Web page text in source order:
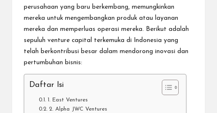
perusahaan yang baru berkembang, memungkinkan
mereka untuk mengembangkan produk atau layanan
mereka dan memperluas operasi mereka. Berikut adalah
sepuluh venture capital terkemuka di Indonesia yang
telah berkontribusi besar dalam mendorong inovasi dan
pertumbuhan bisnis:
Daftar Isi
1. East Ventures
2. Alpha JWC Ventures